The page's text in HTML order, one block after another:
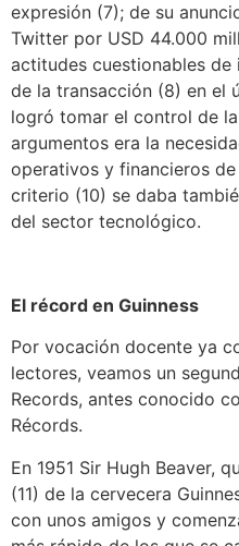
expresión (7); de su
Twitter por USD 44.000
actitudes cuestionables
de la transacción (8) en el
logró tomar el control de
argumentos era la
operativos y financieros
criterio (10) se daba
del sector tecnológico.
El récord en Guinness
Por vocación docente ya
lectores, veamos un
Records, antes conocido
Récords.
En 1951 Sir Hugh Beaver,
(11) de la cervecera
con unos amigos y